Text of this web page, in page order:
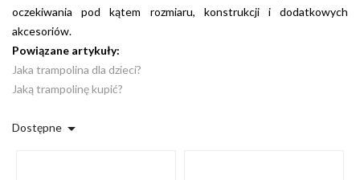
trampoliny w nieograniczony sposób.
oczekiwania pod kątem rozmiaru, konstrukcji i dodatkowych
akcesoriów.
Powiązane artykuły:
Jaka trampolina dla dzieci?
Jaką trampolinę kupić?
Dostępne 